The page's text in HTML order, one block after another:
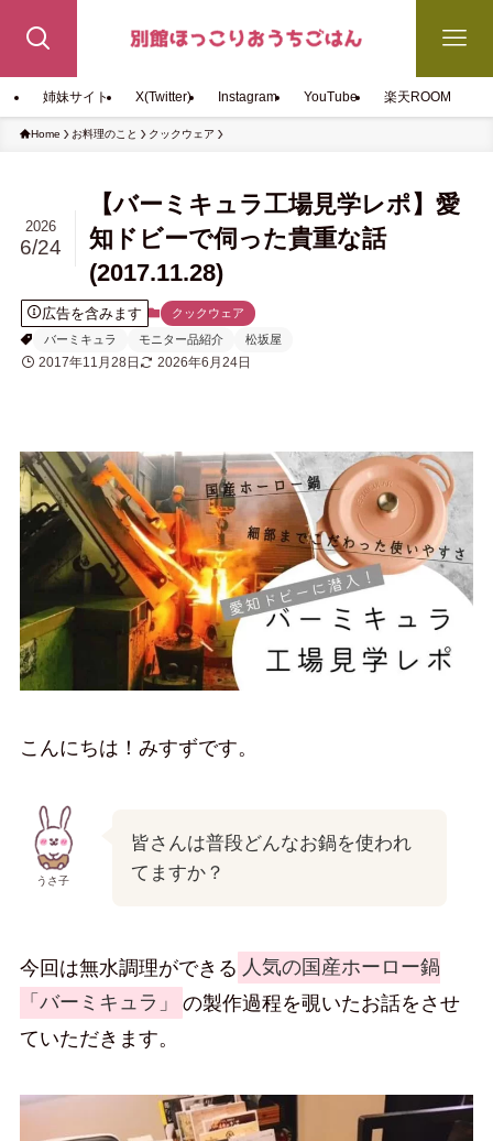
姉妹サイト X(Twitter) Instagram YouTube 楽天ROOM
Home お料理のこと クックウェア
【バーミキュラ工場見学レポ】愛
知ドビーで伺った貴重な話
(2017.11.28)
2026
6/24
広告を含みます
クックウェア
バーミキュラ
モニター品紹介 松坂屋
2017年11月28日 2026年6月24日
こんにちは！みすずです。
うさ子
皆さんは普段どんなお鍋を使われ
てますか？
今回は無水調理ができる 人気の国産ホーロー鍋
「バーミキュラ」
の製作過程を覗いたお話をさせ
ていただきます。